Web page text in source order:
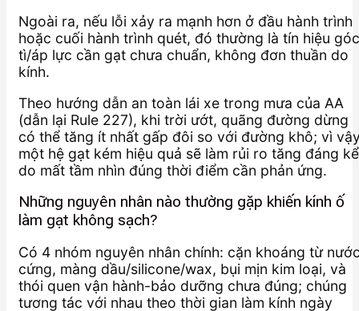
Ngoài ra, nếu lỗi xảy ra mạnh hơn ở đầu hành trình
hoặc cuối hành trình quét, đó thường là tín hiệu góc
tì/áp lực cần gạt chưa chuẩn, không đơn thuần do
kính.
Theo hướng dẫn an toàn lái xe trong mưa của AA
(dẫn lại Rule 227), khi trời ướt, quãng đường dừng
có thể tăng ít nhất gấp đôi so với đường khô; vì
một hệ gạt kém hiệu quả sẽ làm rủi ro tăng đáng kể
do mất tầm nhìn đúng thời điểm cần phản ứng.
Những nguyên nhân nào thường gặp khiến kính ố
làm gạt không sạch?
Có 4 nhóm nguyên nhân chính: cặn khoáng từ
cứng, màng dầu/silicone/wax, bụi mịn kim loại, và
thói quen vận hành-bảo dưỡng chưa đúng; chúng
tương tác với nhau theo thời gian làm kính ngày